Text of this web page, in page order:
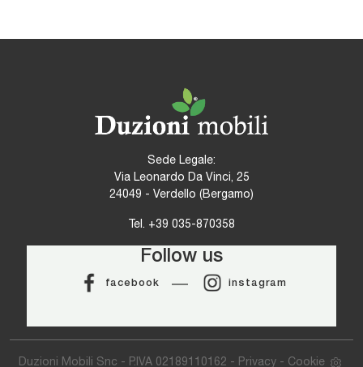
Sede Legale:
Via Leonardo Da Vinci, 25
24049 - Verdello (Bergamo)
Tel. +39 035-870358
Follow us
facebook instagram
Duzioni Mobili Snc - P.IVA 02189110162 - Privacy- Cookie